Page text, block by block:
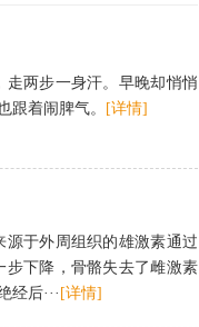
两步一身汗。早晚却悄悄
跟着闹脾气。
[详情]
于外周组织的雄激素通过
步下降，骨骼失去了雌激素
后··· [详情]